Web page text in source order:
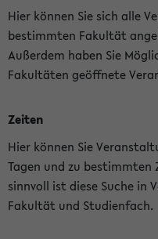
Hier können Sie sich alle
bestimmten Fakultät
Außerdem haben Sie
Fakultäten geöffnete
Zeiten
Hier können Sie
Tagen und zu
sinnvoll ist diese Suche in
Fakultät und Studienfach.